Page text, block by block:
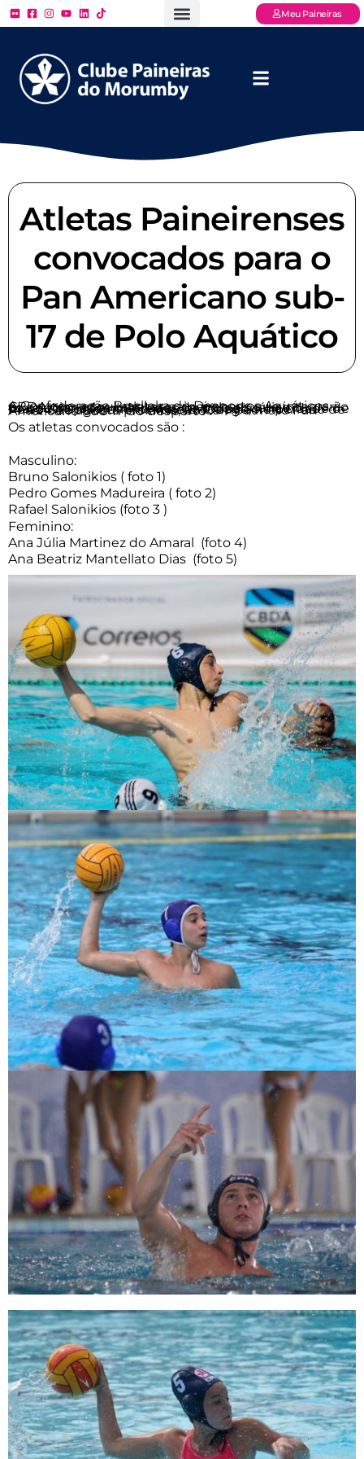
Meu Paineiras
Atletas Paineirenses
convocados para o
Pan Americano sub-
17 de Polo Aquático
A Confederação Brasileira de Desportos Aquáticos – CBDA convocou atletas paineirenses que integrarão os selecionados brasileiros de polo aquático, masculino e feminino, que participarão, na cidade de Porto Of Spain, em Trinidad & Tobago, no período de 14 a 24 de agosto próximo, do Campeonato Pan Americano Sub 17 do desporto .
Os atletas convocados são :
Masculino:
Bruno Salonikios ( foto 1)
Pedro Gomes Madureira ( foto 2)
Rafael Salonikios (foto 3 )
Feminino:
Ana Júlia Martinez do Amaral (foto 4)
Ana Beatriz Mantellato Dias (foto 5)